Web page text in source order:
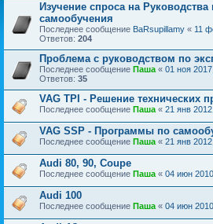
Изучение спроса на
самообучения
Последнее сообщение BaRsupillamy « 11
Ответов: 204
Проблема с руководством по
Последнее сообщение Паша « 01 ноя
Ответов: 35
VAG TPI - Решение технических
Последнее сообщение Паша « 21 янв
VAG SSP - Программы по
Последнее сообщение Паша « 21 янв
Audi 80, 90, Coupe
Последнее сообщение Паша « 04 июн
Audi 100
Последнее сообщение Паша « 04 июн